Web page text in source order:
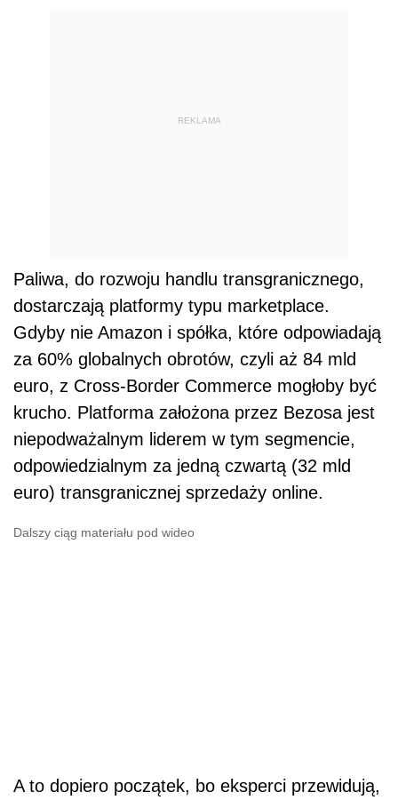
REKLAMA
Paliwa, do rozwoju handlu transgranicznego,
dostarczają platformy typu marketplace.
Gdyby nie Amazon i spółka, które odpowiadają
za 60% globalnych obrotów, czyli aż 84 mld
euro, z Cross-Border Commerce mogłoby być
krucho. Platforma założona przez Bezosa jest
niepodważalnym liderem w tym segmencie,
odpowiedzialnym za jedną czwartą (32 mld
euro) transgranicznej sprzedaży online.
Dalszy ciąg materiału pod wideo
A to dopiero początek, bo eksperci przewidują,